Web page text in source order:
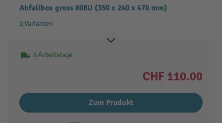
Abfallbox gross 808U (350 x 240 x 470 mm)
2 Varianten
6 Arbeitstage
CHF 110.00
Zum Produkt